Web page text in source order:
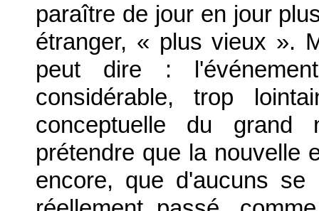
paraître de jour en jour
étranger, « plus vieux ».
peut dire :
considérable, trop
conceptuelle du grand
prétendre que la nouvelle
encore, que d'aucuns